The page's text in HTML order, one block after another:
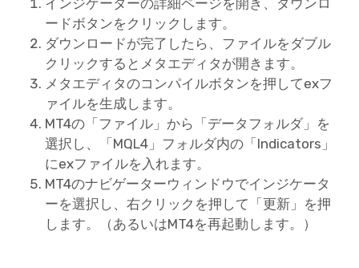
インジケーターの詳細ページを開き、ダウンロ
ードボタンをクリックします。
ダウンロードが完了したら、ファイルをダブル
クリックするとメタエディタが開きます。
メタエディタのコンパイルボタンを押してexフ
ァイルを生成します。
MT4の「ファイル」から「データフォルダ」を
選択し、「MQL4」フォルダ内の「Indicators」
にexファイルを入れます。
MT4のナビゲーターウィンドウでインジケータ
ーを選択し、右クリックを押して「更新」を押
します。（あるいはMT4を再起動します。）